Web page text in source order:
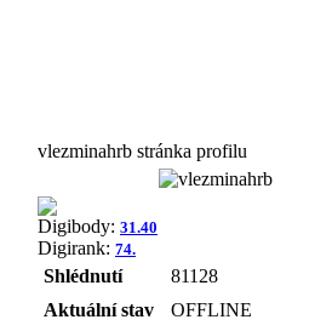
vlezminahrb stránka profilu
Digibody: 31.40
Digirank: 74.
Shlédnutí
81128
Aktuální stav
OFFLINE